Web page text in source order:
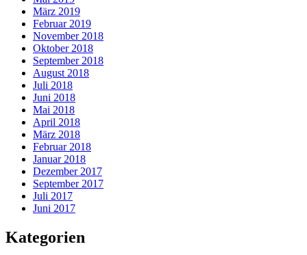
März 2019
Februar 2019
November 2018
Oktober 2018
September 2018
August 2018
Juli 2018
Juni 2018
Mai 2018
April 2018
März 2018
Februar 2018
Januar 2018
Dezember 2017
September 2017
Juli 2017
Juni 2017
Kategorien